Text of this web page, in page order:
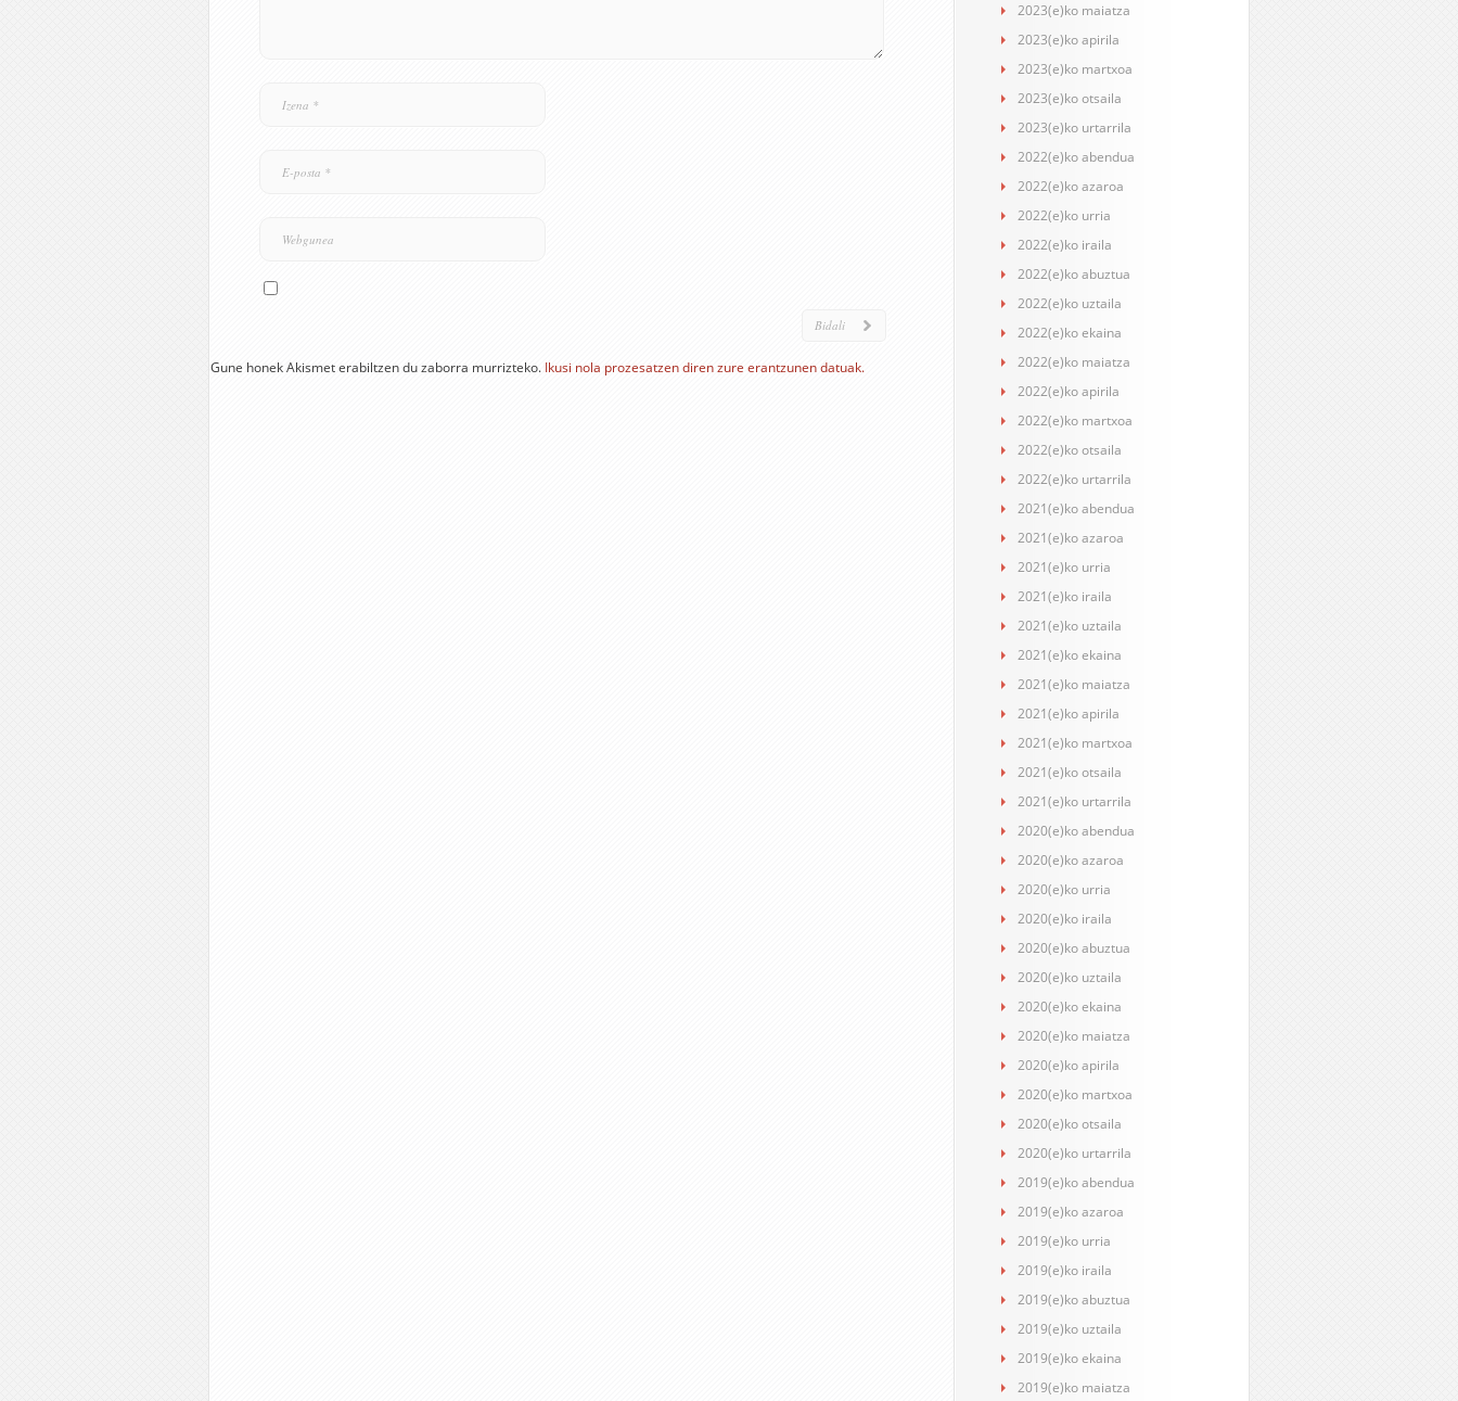
Gune honek Akismet erabiltzen du zaborra murrizteko. Ikusi nola prozesatzen diren zure erantzunen datuak.
2023(e)ko maiatza
2023(e)ko apirila
2023(e)ko martxoa
2023(e)ko otsaila
2023(e)ko urtarrila
2022(e)ko abendua
2022(e)ko azaroa
2022(e)ko urria
2022(e)ko iraila
2022(e)ko abuztua
2022(e)ko uztaila
2022(e)ko ekaina
2022(e)ko maiatza
2022(e)ko apirila
2022(e)ko martxoa
2022(e)ko otsaila
2022(e)ko urtarrila
2021(e)ko abendua
2021(e)ko azaroa
2021(e)ko urria
2021(e)ko iraila
2021(e)ko uztaila
2021(e)ko ekaina
2021(e)ko maiatza
2021(e)ko apirila
2021(e)ko martxoa
2021(e)ko otsaila
2021(e)ko urtarrila
2020(e)ko abendua
2020(e)ko azaroa
2020(e)ko urria
2020(e)ko iraila
2020(e)ko abuztua
2020(e)ko uztaila
2020(e)ko ekaina
2020(e)ko maiatza
2020(e)ko apirila
2020(e)ko martxoa
2020(e)ko otsaila
2020(e)ko urtarrila
2019(e)ko abendua
2019(e)ko azaroa
2019(e)ko urria
2019(e)ko iraila
2019(e)ko abuztua
2019(e)ko uztaila
2019(e)ko ekaina
2019(e)ko maiatza